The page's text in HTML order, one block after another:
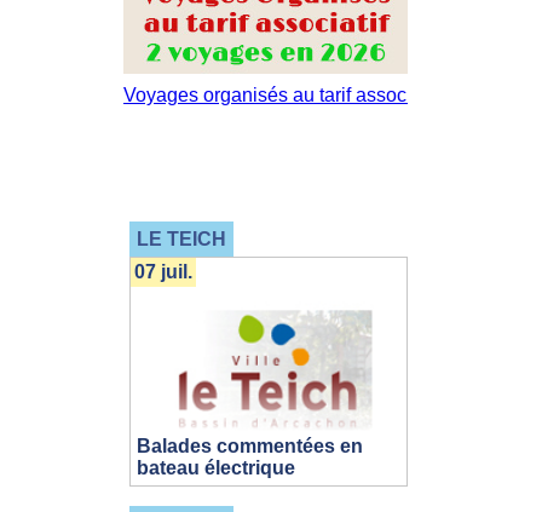
LE TEICH
Balades commentées en
bateau électrique
07 juil.